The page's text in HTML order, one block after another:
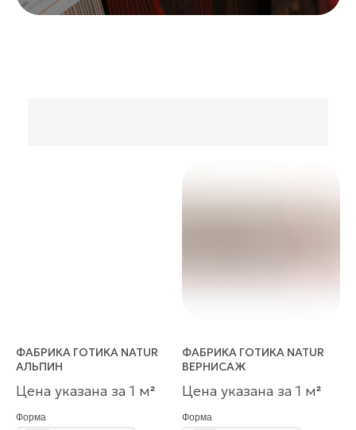
ФАБРИКА ГОТИКА NATUR
АЛЬПИН
Цена указана за 1 м²
Форма
ФАБРИКА ГОТИКА NATUR
ВЕРНИСАЖ
Цена указана за 1 м²
Форма